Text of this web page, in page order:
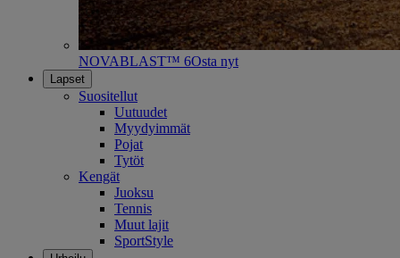
NOVABLAST™ 6Osta nyt
Lapset
Suositellut
Uutuudet
Myydyimmät
Pojat
Tytöt
Kengät
Juoksu
Tennis
Muut lajit
SportStyle